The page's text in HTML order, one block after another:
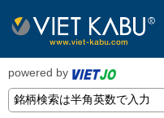
powered by